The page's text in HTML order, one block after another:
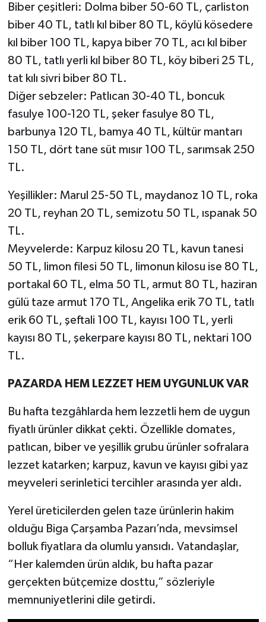
Biber çeşitleri: Dolma biber 50-60 TL, çarliston
biber 40 TL, tatlı kıl biber 80 TL, köylü kösedere
kıl biber 100 TL, kapya biber 70 TL, acı kıl biber
80 TL, tatlı yerli kıl biber 80 TL, köy biberi 25 TL,
tat kılı sivri biber 80 TL.
Diğer sebzeler: Patlıcan 30-40 TL, boncuk
fasulye 100-120 TL, şeker fasulye 80 TL,
barbunya 120 TL, bamya 40 TL, kültür mantarı
150 TL, dört tane süt mısır 100 TL, sarımsak 250
TL.
Yeşillikler: Marul 25-50 TL, maydanoz 10 TL, roka
20 TL, reyhan 20 TL, semizotu 50 TL, ıspanak 50
TL.
Meyvelerde: Karpuz kilosu 20 TL, kavun tanesi
50 TL, limon filesi 50 TL, limonun kilosu ise 80 TL,
portakal 60 TL, elma 50 TL, armut 80 TL, haziran
gülü taze armut 170 TL, Angelika erik 70 TL, tatlı
erik 60 TL, şeftali 100 TL, kayısı 100 TL, yerli
kayısı 80 TL, şekerpare kayısı 80 TL, nektari 100
TL.
PAZARDA HEM LEZZET HEM UYGUNLUK VAR
Bu hafta tezgâhlarda hem lezzetli hem de uygun
fiyatlı ürünler dikkat çekti. Özellikle domates,
patlıcan, biber ve yeşillik grubu ürünler sofralara
lezzet katarken; karpuz, kavun ve kayısı gibi yaz
meyveleri serinletici tercihler arasında yer aldı.
Yerel üreticilerden gelen taze ürünlerin hakim
olduğu Biga Çarşamba Pazarı’nda, mevsimsel
bolluk fiyatlara da olumlu yansıdı. Vatandaşlar,
“Her kalemden ürün aldık, bu hafta pazar
gerçekten bütçemize dosttu,” sözleriyle
memnuniyetlerini dile getirdi.